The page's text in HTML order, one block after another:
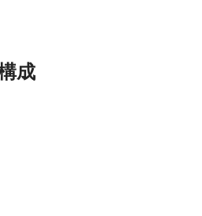
成